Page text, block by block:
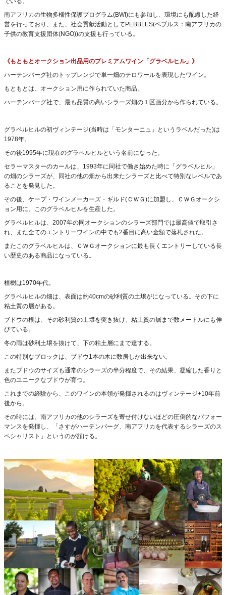
南アフリカの生物多様性保護プログラム(BWI)にも参加し、環境にも配慮した経
営を行っており、また、社会貢献活動としてPEBBLES(ペブルス：南アフリカの
子供の教育支援団体(NGO))の支援も行っている。
《もともとオークション出品用のプレミアムワイン「グラベルヒル」》
ハーテンバーグ社のトップレンジで単一畑のテロワールを表現したワイン。
もともとは、オークション用に作られていた商品。
ハーテンバーグ社で、最も品質の高いシラーズ畑の１区画分から作られている。
グラベルヒルの初ヴィンテージ(当時は「モンターニュ」というラベルだった)は
1978年。
その後1995年に現在のグラベルヒルという名前になった。
セラーマスターのカールは、1993年に同社で働き始めた時に「グラベルヒル」
の畑のシラーズが、同社の他の畑から出来たシラーズと比べて特別なレベルであ
ることを発見した。
その後、ケープ・ワインメーカーズ・ギルド(ＣＷＧ)に加盟し、ＣＷＧオークシ
ョン用に、このグラベルヒルを生産した。
グラベルヒルは、2007年の同オークションのシラーズ部門では最高値で取引さ
れ、また全てのエントリーワインの中でも2番目に高い金額で落札された。
またこのグラベルヒルは、ＣＷＧオークションに最も長くエントリーしている長
い歴史のある商品になっている。
植樹は1970年代。
グラベルヒルの畑は、表面は約40cmの砂利質の土壌がになっている。その下に
粘土質の層がある。
ブドウの根は、その砂利質の土壌を突き抜け、粘土質の層まで数メートルにも伸
びている。
冬の雨は砂利土壌を抜けて、下の粘土層にまで達する。
この特別なブロックは、ブドウ1本の木に数房しか出来ない。
またブドウのサイズも通常のシラーズの半分程度で、その結果、凝縮した香りと
色のユニークなブドウが育つ。
これまでの経験から、このワインの本領が発揮されるのはヴィンテージ+10年前
後から。
その時には、南アフリカの他のシラーズを寄せ付けないほどの圧倒的なパフォー
マンスを発揮し、「さすがハーテンバーグ、南アフリカを代表するシラーズのス
ペシャリスト」というのが頷ける。